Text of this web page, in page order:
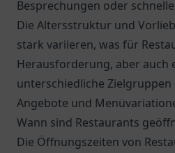
Besprechungen oder
Die Altersstruktur und
stark variieren, was für
Herausforderung, aber auch
unterschiedliche Zielgruppen
Angebote und
Wann sind Restaurants
Die Öffnungszeiten von